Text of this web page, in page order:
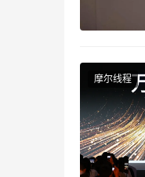
摩尔线程